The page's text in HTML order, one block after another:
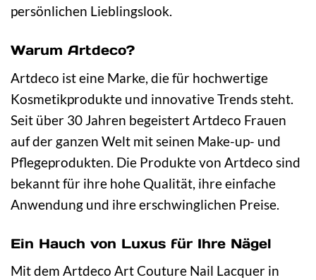
persönlichen Lieblingslook.
Warum Artdeco?
Artdeco ist eine Marke, die für hochwertige
Kosmetikprodukte und innovative Trends steht.
Seit über 30 Jahren begeistert Artdeco Frauen
auf der ganzen Welt mit seinen Make-up- und
Pflegeprodukten. Die Produkte von Artdeco sind
bekannt für ihre hohe Qualität, ihre einfache
Anwendung und ihre erschwinglichen Preise.
Ein Hauch von Luxus für Ihre Nägel
Mit dem Artdeco Art Couture Nail Lacquer in